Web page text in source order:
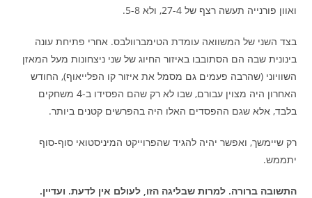
ואוון פורנייה תעשה רצף של 27-4, ולא 5-8.
בצד השני של המשוואה עומדת הטימברוולבס. אחרי פתיחת עונה
בינונית שבה הם הסתובבו באיזור החיוג של שני ניצחונות מעל המאזן
השוויוני (שהרבה פעמים גם מסמל את איזור קו הפלייאוף), החודש
האחרון היה מצוין עבורם, שבו לא רק שהם הפסידו ב-4 משחקים
בלבד, אלא שגם ההפסדים האלו היה בהפרשים קטנים ביותר.
רק שיימשך, ואפשר יהיה להגיד שהפרוייקט המיניסטואי סוף-סוף
יתממש.
התשובה ברורה. למרות שבליגה הזו, לעולם אין לדעת. ועדיין.